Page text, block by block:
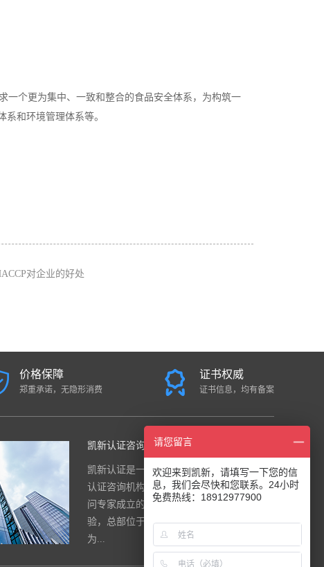
一个更为集中、一致和整合的食品安全体系，为构筑一
和环境管理体系等。
对企业的好处
价格保障
郑重承诺，无隐形消费
证书权威
证书信息，均有备案
凯新认证咨询中心
凯新认证是一家面向全国的国际综合
认证咨询机构，公司是由一群资深顾
问专家成立的，团队有20年的实战经
验，总部位于南京。公司注重 “诚信
为...
请您留言
欢迎来到凯新，请填写一下您的信
息，我们会尽快和您联系。24小时
免费热线：18912977900